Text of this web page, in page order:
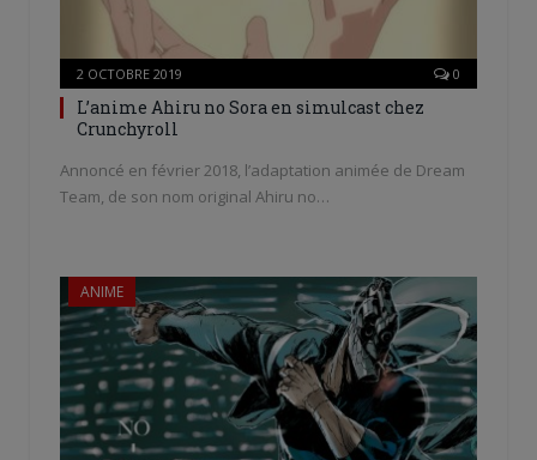
2 OCTOBRE 2019 0
L’anime Ahiru no Sora en simulcast chez
Crunchyroll
Annoncé en février 2018, l’adaptation animée de Dream
Team, de son nom original Ahiru no…
ANIME